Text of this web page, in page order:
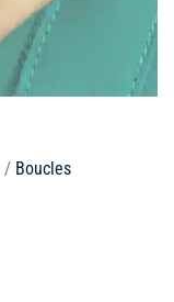
/ Boucles